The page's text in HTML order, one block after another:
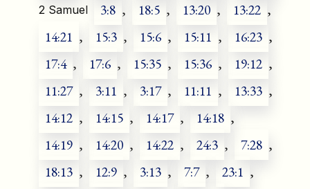
2 Samuel 3:8 , 18:5 , 13:20 , 13:22 ,
14:21 , 15:3 , 15:6 , 15:11 , 16:23 ,
17:4 , 17:6 , 15:35 , 15:36 , 19:12 ,
11:27 , 3:11 , 3:17 , 11:11 , 13:33 ,
14:12 , 14:15 , 14:17 , 14:18 ,
14:19 , 14:20 , 14:22 , 24:3 , 7:28 ,
18:13 , 12:9 , 3:13 , 7:7 , 23:1 ,